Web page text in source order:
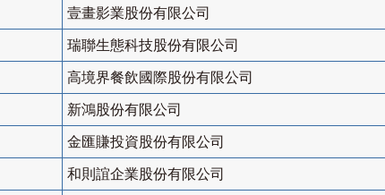
壹畫影業股份有限公司
瑞聯生態科技股份有限公司
高境界餐飲國際股份有限公司
新鴻股份有限公司
金匯賺投資股份有限公司
和則誼企業股份有限公司